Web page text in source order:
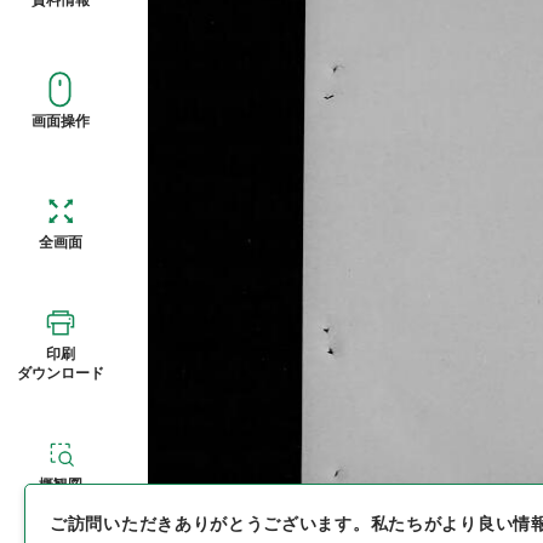
画面操作
全画面
印刷
ダウンロード
概観図
ご訪問いただきありがとうございます。 私たちがより良い情